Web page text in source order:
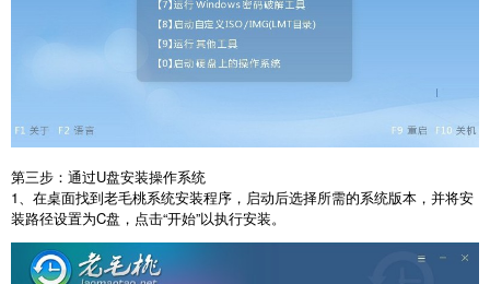
第三步：通过U盘安装操作系统
1、在桌面找到老毛桃系统安装程序，启动后选择所需的系统版本，并将安
装路径设置为C盘，点击“开始”以执行安装。